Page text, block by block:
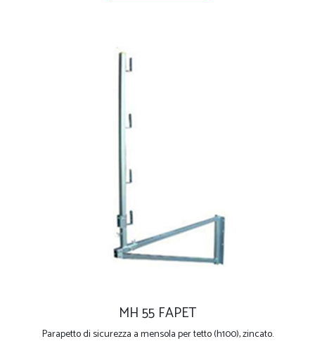
MH 55 FAPET
Parapetto di sicurezza a mensola per tetto (h100), zincato.